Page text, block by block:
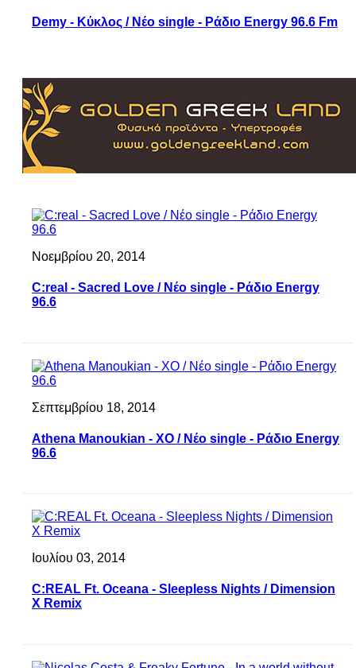
Demy - Κύκλος / Νέο single - Ράδιο Energy 96.6 Fm
Νοεμβρίου 20, 2014
C:real - Sacred Love / Νέο single - Ράδιο Energy
96.6
Σεπτεμβρίου 18, 2014
Athena Manoukian - XO / Νέο single - Ράδιο Energy
96.6
Ιουλίου 03, 2014
C:REAL Ft. Oceana - Sleepless Nights / Dimension
X Remix